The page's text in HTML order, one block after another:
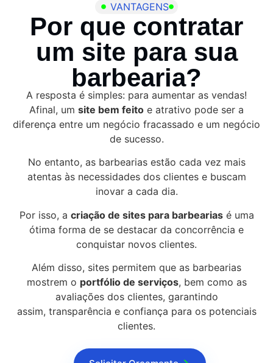
VANTAGENS
Por que contratar
um site para sua
barbearia?
A resposta é simples: para aumentar as vendas!
Afinal, um site bem feito e atrativo pode ser a
diferença entre um negócio fracassado e um negócio
de sucesso.
No entanto, as barbearias estão cada vez mais
atentas às necessidades dos clientes e buscam
inovar a cada dia.
Por isso, a criação de sites para barbeariasé uma
ótima forma de se destacar da concorrência e
conquistar novos clientes.
Além disso, sites permitem que as barbearias
mostrem o portfólio de serviços, bem como as
avaliações dos clientes, garantindo
assim, transparência e confiança para os potenciais
clientes.